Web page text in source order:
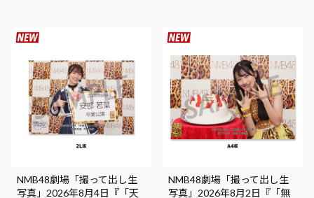
NMB48劇場「撮って出し生
写真」2026年8月4日『「天
NMB48劇場「撮って出し生
写真」2026年8月2日『「無